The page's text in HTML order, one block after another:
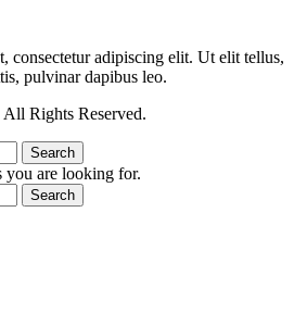
consectetur adipiscing elit. Ut elit tellus,
pulvinar dapibus leo.
Rights Reserved.
Search
you are looking for.
Search